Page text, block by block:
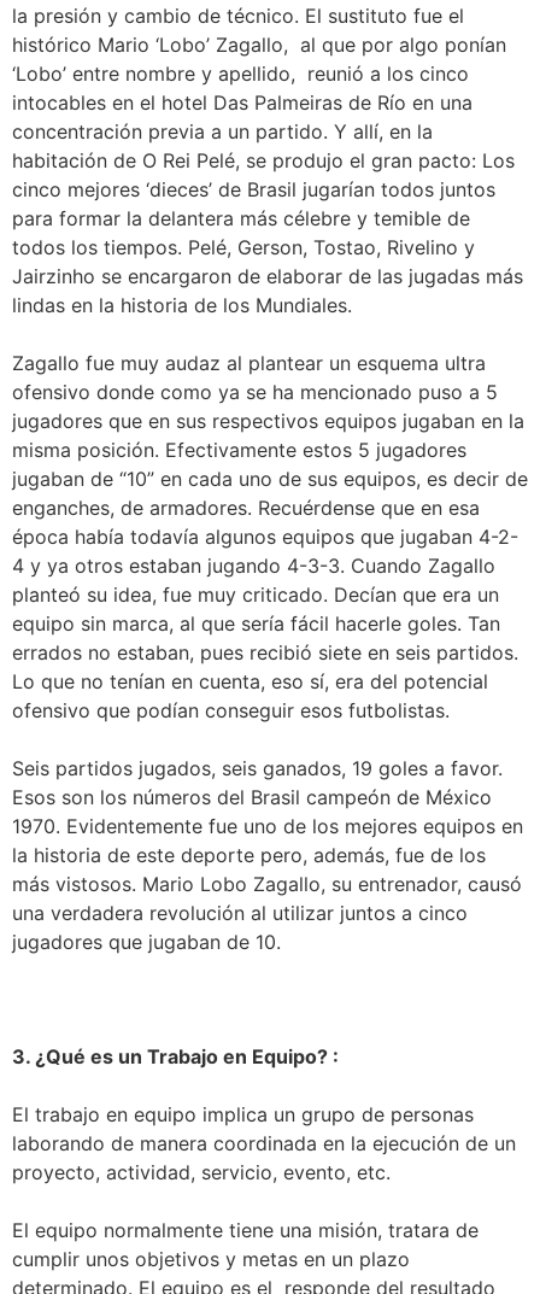
la presión y cambio de técnico. El sustituto fue el
histórico Mario ‘Lobo’ Zagallo, al que por algo ponían
‘Lobo’ entre nombre y apellido, reunió a los cinco
intocables en el hotel Das Palmeiras de Río en una
concentración previa a un partido. Y allí, en la
habitación de O Rei Pelé, se produjo el gran pacto: Los
cinco mejores ‘dieces’ de Brasil jugarían todos juntos
para formar la delantera más célebre y temible de
todos los tiempos. Pelé, Gerson, Tostao, Rivelino y
Jairzinho se encargaron de elaborar de las jugadas más
lindas en la historia de los Mundiales.
Zagallo fue muy audaz al plantear un esquema ultra
ofensivo donde como ya se ha mencionado puso a 5
jugadores que en sus respectivos equipos jugaban en la
misma posición. Efectivamente estos 5 jugadores
jugaban de “10” en cada uno de sus equipos, es decir de
enganches, de armadores. Recuérdense que en esa
época había todavía algunos equipos que jugaban 4-2-
4 y ya otros estaban jugando 4-3-3. Cuando Zagallo
planteó su idea, fue muy criticado. Decían que era un
equipo sin marca, al que sería fácil hacerle goles. Tan
errados no estaban, pues recibió siete en seis partidos.
Lo que no tenían en cuenta, eso sí, era del potencial
ofensivo que podían conseguir esos futbolistas.
Seis partidos jugados, seis ganados, 19 goles a favor.
Esos son los números del Brasil campeón de México
1970. Evidentemente fue uno de los mejores equipos en
la historia de este deporte pero, además, fue de los
más vistosos. Mario Lobo Zagallo, su entrenador, causó
una verdadera revolución al utilizar juntos a cinco
jugadores que jugaban de 10.
3. ¿Qué es un Trabajo en Equipo? :
El trabajo en equipo implica un grupo de personas
laborando de manera coordinada en la ejecución de un
proyecto, actividad, servicio, evento, etc.
El equipo normalmente tiene una misión, tratara de
cumplir unos objetivos y metas en un plazo
determinado. El equipo es el responde del resultado